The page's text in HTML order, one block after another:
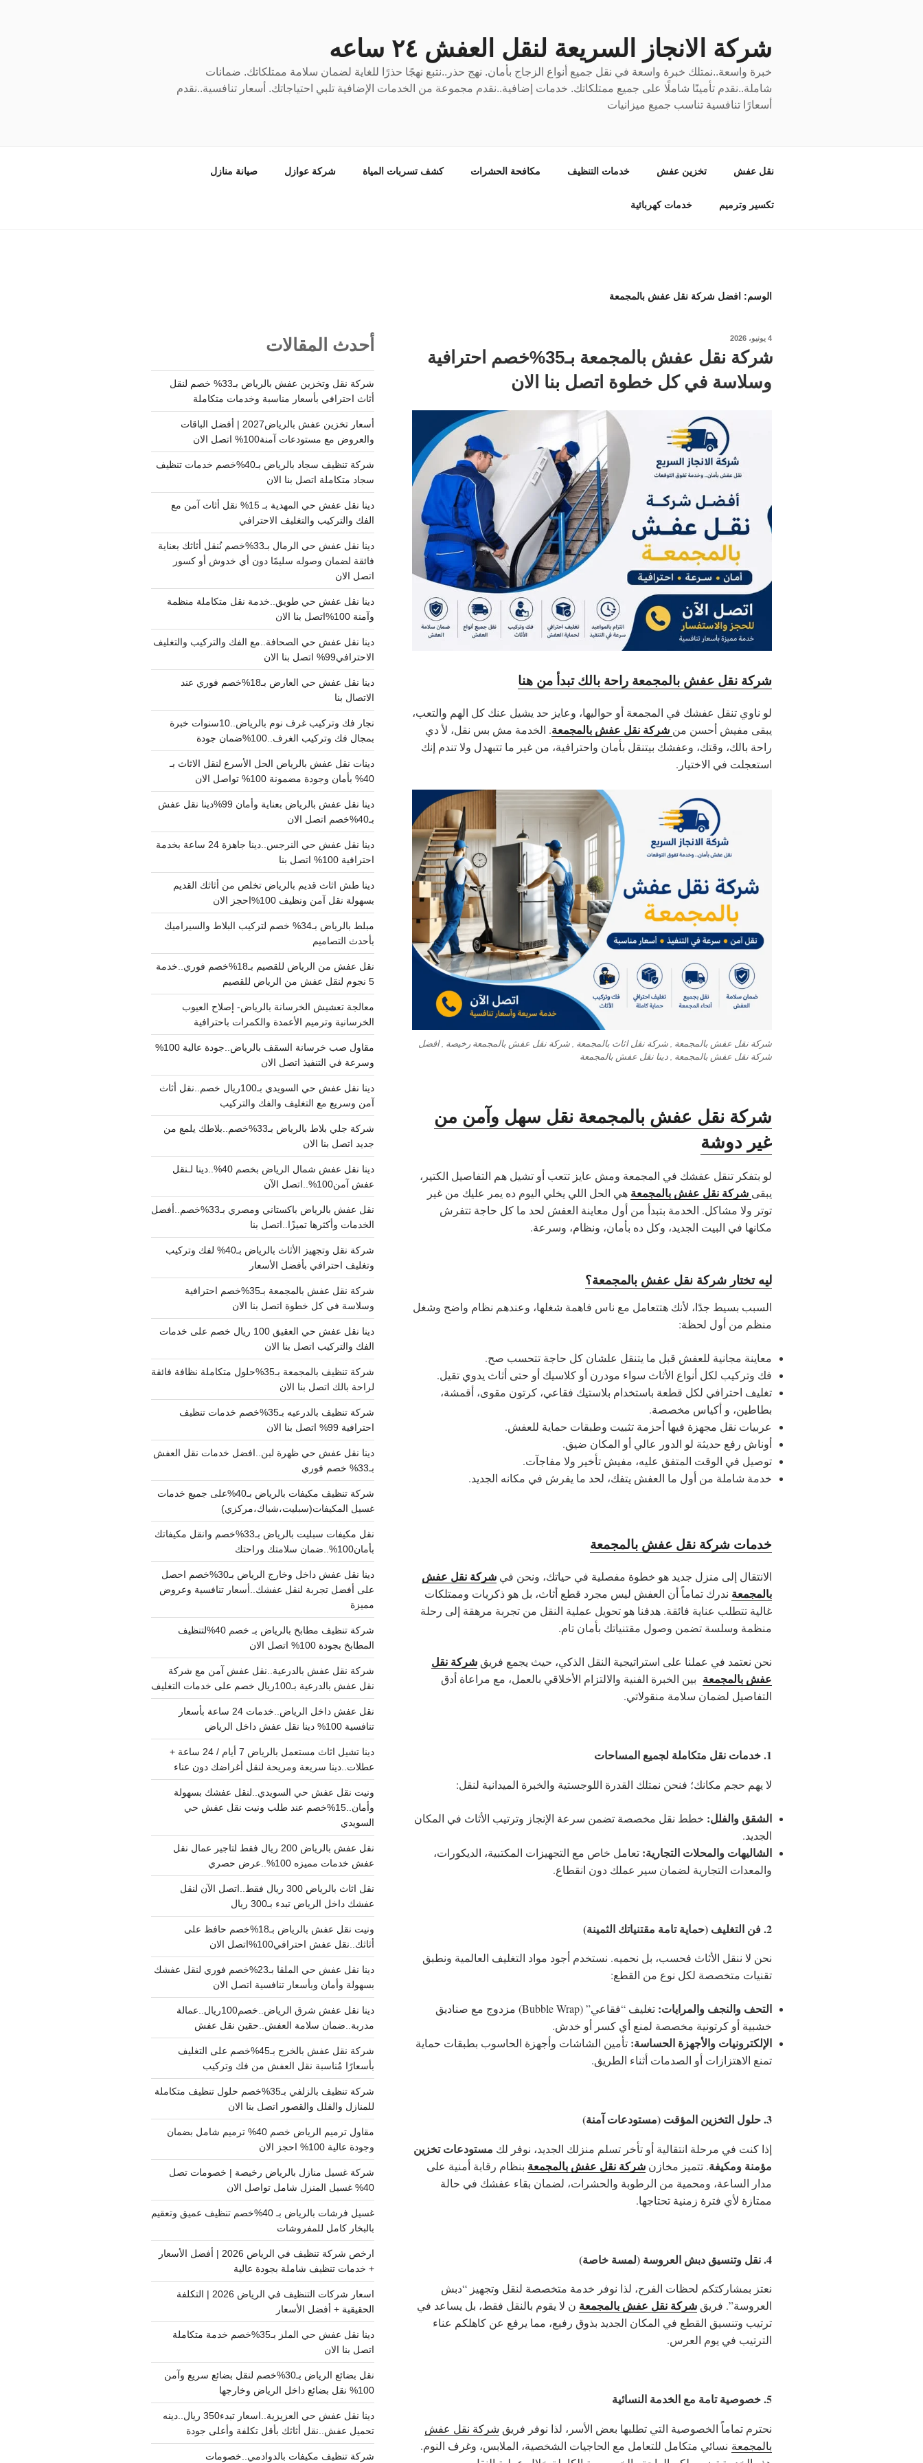
شركة الانجاز السريعة لنقل العفش ٢٤ ساعه
خبرة واسعة..نمتلك خبرة واسعة في نقل جميع أنواع الزجاج بأمان. نهج حذر..نتبع نهجًا حذرًا للغاية لضمان سلامة ممتلكاتك. ضمانات
شاملة..نقدم تأمينًا شاملًا على جميع ممتلكاتك. خدمات إضافية..نقدم مجموعة من الخدمات الإضافية تلبي احتياجاتك. أسعار تنافسية..نقدم
أسعارًا تنافسية تناسب جميع ميزانيات
نقل عفش تخزين عفش خدمات التنظيف مكافحة الحشرات كشف تسربات المياة شركة عوازل صيانة منازل
تكسير وترميم خدمات كهربائية
الوسم: افضل شركة نقل عفش بالمجمعة
نُشر
4 يونيو، 2026
شركة نقل عفش بالمجمعة بـ35%خصم احترافية
وسلاسة في كل خطوة اتصل بنا الان
شركة نقل عفش بالمجمعة راحة بالك تبدأ من هنا
لو ناوي تنقل عفشك في المجمعة أو حواليها، وعايز حد يشيل عنك كل الهم والتعب،
يبقى مفيش أحسن من شركة نقل عفش بالمجمعة. الخدمة مش بس نقل، لأ دي
راحة بالك، وقتك، وعفشك بيتنقل بأمان واحترافية، من غير ما تتبهدل ولا تندم إنك
استعجلت في الاختيار.
شركة نقل عفش بالمجمعة , شركة نقل اثاث بالمجمعة , شركة نقل عفش بالمجمعة رخيصة , افضل
شركة نقل عفش بالمجمعة , دينا نقل عفش بالمجمعة
شركة نقل عفش بالمجمعة نقل سهل وآمن من
غير دوشة
لو بتفكر تنقل عفشك في المجمعة ومش عايز تتعب أو تشيل هم التفاصيل الكتير،
يبقى شركة نقل عفش بالمجمعة هي الحل اللي يخلي اليوم ده يمر عليك من غير
توتر ولا مشاكل. الخدمة بتبدأ من أول معاينة العفش لحد ما كل حاجة تتفرش
مكانها في البيت الجديد، وكل ده بأمان، ونظام، وسرعة.
ليه تختار شركة نقل عفش بالمجمعة؟
السبب بسيط جدًا، لأنك هتتعامل مع ناس فاهمة شغلها، وعندهم نظام واضح وشغل
منظم من أول لحظة:
معاينة مجانية للعفش قبل ما يتنقل علشان كل حاجة تتحسب صح.
فك وتركيب لكل أنواع الأثاث سواء مودرن أو كلاسيك أو حتى أثاث يدوي تقيل.
تغليف احترافي لكل قطعة باستخدام بلاستيك فقاعي، كرتون مقوى، أقمشة،
بطاطين، و أكياس مخصصة.
عربيات نقل مجهزة فيها أحزمة تثبيت وطبقات حماية للعفش.
أوناش رفع حديثة لو الدور عالي أو المكان ضيق.
توصيل في الوقت المتفق عليه، مفيش تأخير ولا مفاجآت.
خدمة شاملة من أول ما العفش يتفك، لحد ما يفرش في مكانه الجديد.
خدمات شركة نقل عفش بالمجمعة
الانتقال إلى منزل جديد هو خطوة مفصلية في حياتك، ونحن في شركة نقل عفش
بالمجمعة ندرك تماماً أن العفش ليس مجرد قطع أثاث، بل هو ذكريات وممتلكات
غالية تتطلب عناية فائقة. هدفنا هو تحويل عملية النقل من تجربة مرهقة إلى رحلة
منظمة وسلسة تضمن وصول مقتنياتك بأمان تام.
نحن نعتمد في عملنا على استراتيجية النقل الذكي، حيث يجمع فريق شركة نقل
عفش بالمجمعة بين الخبرة الفنية والالتزام الأخلاقي بالعمل، مع مراعاة أدق
التفاصيل لضمان سلامة منقولاتي.
1. خدمات نقل متكاملة لجميع المساحات
لا يهم حجم مكانك؛ فنحن نمتلك القدرة اللوجستية والخبرة الميدانية لنقل:
الشقق والفلل: خطط نقل مخصصة تضمن سرعة الإنجاز وترتيب الأثاث في المكان
الجديد.
الشاليهات والمحلات التجارية: تعامل خاص مع التجهيزات المكتبية، الديكورات،
والمعدات التجارية لضمان سير عملك دون انقطاع.
2. فن التغليف (حماية تامة مقتنياتك الثمينة)
نحن لا ننقل الأثاث فحسب، بل نحميه. نستخدم أجود مواد التغليف العالمية ونطبق
تقنيات متخصصة لكل نوع من القطع:
التحف والنجف والمرايات:
تغليف “فقاعي” (Bubble Wrap) مزدوج مع صناديق
خشبية أو كرتونية مخصصة لمنع أي كسر أو خدش.
الإلكترونيات والأجهزة الحساسة: تأمين الشاشات وأجهزة الحاسوب بطبقات حماية
تمنع الاهتزازات أو الصدمات أثناء الطريق.
3. حلول التخزين المؤقت (مستودعات آمنة)
إذا كنت في مرحلة انتقالية أو تأخر تسلم منزلك الجديد، نوفر لك مستودعات تخزين
مؤمنة ومكيفة. تتميز مخازن شركة نقل عفش بالمجمعة بنظام رقابة أمنية على
مدار الساعة، ومحمية من الرطوبة والحشرات، لضمان بقاء عفشك في حالة
ممتازة لأي فترة زمنية تحتاجها.
4. نقل وتنسيق دبش العروسة (لمسة خاصة)
نعتز بمشاركتكم لحظات الفرح، لذا نوفر خدمة متخصصة لنقل وتجهيز “دبش
العروسة”. فريق شركة نقل عفش بالمجمعة ن لا يقوم بالنقل فقط، بل يساعد في
ترتيب وتنسيق القطع في المكان الجديد بذوق رفيع، مما يرفع عن كاهلكم عناء
الترتيب في يوم العرس.
5. خصوصية تامة مع الخدمة النسائية
نحترم تماماً الخصوصية التي تطلبها بعض الأسر، لذا نوفر فريق شركة نقل عفش
بالمجمعة نسائي متكامل للتعامل مع الحاجيات الشخصية، الملابس، وغرف النوم.
أحدث المقالات
شركة نقل وتخزين عفش بالرياض بـ33% خصم لنقل
أثاث احترافي بأسعار مناسبة وخدمات متكاملة
أسعار تخزين عفش بالرياض2027 | أفضل الباقات
والعروض مع مستودعات آمنة100% اتصل الان
شركة تنظيف سجاد بالرياض بـ40%خصم خدمات تنظيف
سجاد متكاملة اتصل بنا الان
دينا نقل عفش حي المهدية بـ 15% نقل أثاث آمن مع
الفك والتركيب والتغليف الاحترافي
دينا نقل عفش حي الرمال بـ33%خصم نُنقل أثاثك بعناية
فائقة لضمان وصوله سليمًا دون أي خدوش أو كسور
اتصل الان
دينا نقل عفش حي طويق..خدمة نقل متكاملة منظمة
وآمنة 100%اتصل بنا الان
دينا نقل عفش حي الصحافة..مع الفك والتركيب والتغليف
الاحترافي99% اتصل بنا الان
دينا نقل عفش حي العارض بـ18%خصم فوري عند
الاتصال بنا
نجار فك وتركيب غرف نوم بالرياض..10سنوات خبرة
بمجال فك وتركيب الغرف..100%ضمان جودة
دينات نقل عفش بالرياض الحل الأسرع لنقل الاثاث بـ
40% بأمان وجودة مضمونة 100% تواصل الان
دينا نقل عفش بالرياض بعناية وأمان 99%دينا نقل عفش
بـ40%خصم اتصل الان
دينا نقل عفش حي النرجس..دينا جاهزة 24 ساعة بخدمة
احترافية 100% اتصل بنا
دينا طش اثاث قديم بالرياض تخلص من أثاثك القديم
بسهولة نقل آمن ونظيف 100%احجز الان
مبلط بالرياض بـ34% خصم لتركيب البلاط والسيراميك
بأحدث التصاميم
نقل عفش من الرياض للقصيم بـ18%خصم فوري..خدمة
5 نجوم لنقل عفش من الرياض للقصيم
معالجة تعشيش الخرسانة بالرياض- إصلاح العيوب
الخرسانية وترميم الأعمدة والكمرات باحترافية
مقاول صب خرسانة السقف بالرياض..جودة عالية 100%
وسرعة في التنفيذ اتصل الان
دينا نقل عفش حي السويدي بـ100ريال خصم..نقل أثاث
آمن وسريع مع التغليف والفك والتركيب
شركة جلي بلاط بالرياض بـ33%خصم..بلاطك يلمع من
جديد اتصل بنا الان
دينا نقل عفش شمال الرياض بخصم 40%..دينا لـنقل
عفش آمن100%..اتصل الآن
نقل عفش بالرياض باكستاني ومصري بـ33%خصم..أفضل
الخدمات وأكثرها تميزًا..اتصل بنا
شركة نقل وتجهيز الأثاث بالرياض بـ40% لفك وتركيب
وتغليف احترافي بأفضل الأسعار
شركة نقل عفش بالمجمعة بـ35%خصم احترافية
وسلاسة في كل خطوة اتصل بنا الان
دينا نقل عفش حي العقيق 100 ريال خصم على خدمات
الفك والتركيب اتصل بنا الان
شركة تنظيف بالمجمعة بـ35%حلول متكاملة نظافة فائقة
لراحة بالك اتصل بنا الان
شركة تنظيف بالدرعيه بـ35%خصم خدمات تنظيف
احترافية 99% اتصل بنا الان
دينا نقل عفش حي ظهرة لبن..افضل خدمات نقل العفش
بـ33% خصم فوري
شركة تنظيف مكيفات بالرياض بـ40%على جميع خدمات
غسيل المكيفات(سبليت،شباك،مركزي)
نقل مكيفات سبليت بالرياض بـ33%خصم وانقل مكيفاتك
بأمان100%..ضمان سلامتك وراحتك
دينا نقل عفش داخل وخارج الرياض بـ30%خصم احصل
على أفضل تجربة لنقل عفشك..أسعار تنافسية وعروض
مميزة
شركة تنظيف مطابخ بالرياض بـ خصم 40%لتنظيف
المطابخ بجودة 100% اتصل الان
شركة نقل عفش بالدرعية..نقل عفش آمن مع شركة
نقل عفش بالدرعية بـ100ريال خصم على خدمات التغليف
نقل عفش داخل الرياض..خدمات 24 ساعة بأسعار
تنافسية 100% دينا نقل عفش داخل الرياض
دينا تشيل اثاث مستعمل بالرياض 7 أيام / 24 ساعة +
عطلات..دينا سريعة ومريحة لنقل أغراضك دون عناء
ونيت نقل عفش حي السويدي..لنقل عفشك بسهولة
وأمان..15%خصم عند طلب ونيت نقل عفش حي
السويدي
نقل عفش بالرياض 200 ريال فقط لتاجير عمال نقل
عفش خدمات مميزه 100%..عرض حصري
نقل اثاث بالرياض 300 ريال فقط..اتصل الآن لنقل
عفشك داخل الرياض تبدء بـ300 ريال
ونيت نقل عفش بالرياض بـ18%خصم حافظ على
أثاثك..نقل عفش احترافي100%اتصل الان
دينا نقل عفش حي الملقا بـ23%خصم فوري لنقل عفشك
بسهولة وأمان وبأسعار تنافسية اتصل الان
دينا نقل عفش شرق الرياض..خصم100ريال..عمالة
مدربة..ضمان سلامة العفش..حقين نقل عفش
شركة نقل عفش بالخرج بـ45%خصم على التغليف
بأسعارًا مُناسبة نقل العفش من فك وتركيب
شركة تنظيف بالزلفي بـ35%خصم حلول تنظيف متكاملة
للمنازل والفلل والقصور اتصل بنا الان
مقاول ترميم الرياض خصم 40% ترميم شامل بضمان
وجودة عالية 100% احجز الان
شركة غسيل منازل بالرياض رخيصة | خصومات تصل
40% غسيل المنزل شامل تواصل الان
غسيل فرشات بالرياض بـ 40%خصم تنظيف عميق وتعقيم
بالبخار كامل للمفروشات
ارخص شركة تنظيف في الرياض 2026 | أفضل الأسعار
+ خدمات تنظيف شاملة بجودة عالية
اسعار شركات التنظيف في الرياض 2026 | التكلفة
الحقيقية + أفضل الأسعار
دينا نقل عفش حي الملز بـ35%خصم خدمة متكاملة
اتصل بنا الان
نقل بضائع الرياض بـ30%خصم لنقل بضائع سريع وآمن
100% نقل بضائع داخل الرياض وخارجها
دينا نقل عفش حي العزيزية..اسعار تبدء350 ريال..دينه
تحميل عفش..نقل أثاثك بأقل تكلفة وأعلى جودة
شركة تنظيف مكيفات بالدوادمي..خصومات